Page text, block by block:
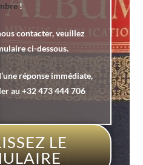
!
contacter, veuillez
ci-dessous.
réponse immédiate,
au +32 473 444 706
LE